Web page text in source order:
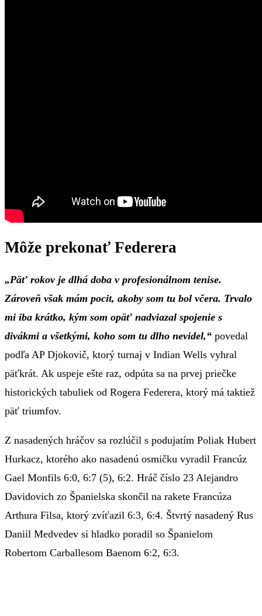
Môže prekonať Federera
„Päť rokov je dlhá doba v profesionálnom tenise.
Zároveň však mám pocit, akoby som tu bol včera. Trvalo
mi iba krátko, kým som opäť nadviazal spojenie s
divákmi a všetkými, koho som tu dlho nevidel,“ povedal
podľa AP Djokovič, ktorý turnaj v Indian Wells vyhral
päťkrát. Ak uspeje ešte raz, odpúta sa na prvej priečke
historických tabuliek od Rogera Federera, ktorý má taktiež
päť triumfov.
Z nasadených hráčov sa rozlúčil s podujatím Poliak Hubert
Hurkacz, ktorého ako nasadenú osmičku vyradil Francúz
Gael Monfils 6:0, 6:7 (5), 6:2. Hráč číslo 23 Alejandro
Davidovich zo Španielska skončil na rakete Francúza
Arthura Filsa, ktorý zvíťazil 6:3, 6:4. Štvrtý nasadený Rus
Daniil Medvedev si hladko poradil so Španielom
Robertom Carballesom Baenom 6:2, 6:3.